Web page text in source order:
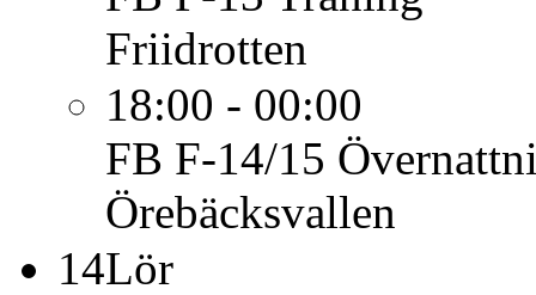
Friidrotten
18:00 - 00:00
FB F-14/15
Örebäcksvallen
14Lör